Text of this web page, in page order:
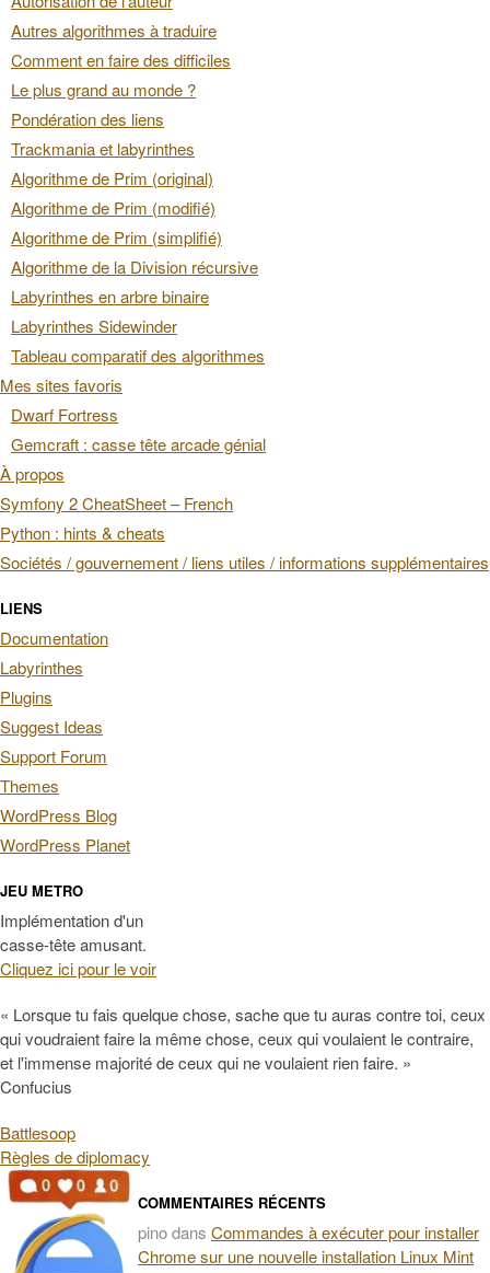
Autres algorithmes à traduire
Comment en faire des difficiles
Le plus grand au monde ?
Pondération des liens
Trackmania et labyrinthes
Algorithme de Prim (original)
Algorithme de Prim (modifié)
Algorithme de Prim (simplifié)
Algorithme de la Division récursive
Labyrinthes en arbre binaire
Labyrinthes Sidewinder
Tableau comparatif des algorithmes
Mes sites favoris
Dwarf Fortress
Gemcraft : casse tête arcade génial
À propos
Symfony 2 CheatSheet – French
Python : hints & cheats
Sociétés / gouvernement / liens utiles / informations supplémentaires
LIENS
Documentation
Labyrinthes
Plugins
Suggest Ideas
Support Forum
Themes
WordPress Blog
WordPress Planet
JEU METRO
Implémentation d'un
casse-tête amusant.
Cliquez ici pour le voir
« Lorsque tu fais quelque chose, sache que tu auras contre toi, ceux
qui voudraient faire la même chose, ceux qui voulaient le contraire,
et l'immense majorité de ceux qui ne voulaient rien faire. »
Confucius
Battlesoop
Règles de diplomacy
COMMENTAIRES RÉCENTS
pinodans Commandes à exécuter pour installer
Chrome sur une nouvelle installation Linux Mint